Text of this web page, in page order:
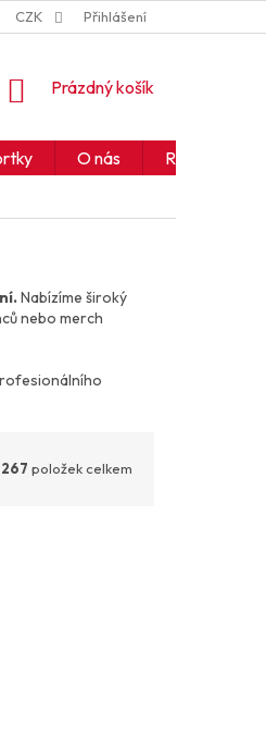
A SYMBOLY OBCHODNÍ
CZK Přihlášení
NÁKUPNÍ
Prázdný košík
O nás Realizace
Nabízíme široký
nebo merch
267 položek celkem